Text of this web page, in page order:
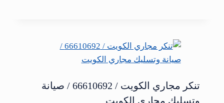
تنكر مجاري الكويت / 66610692 / صيانة
وتسليك مجاري الكويت